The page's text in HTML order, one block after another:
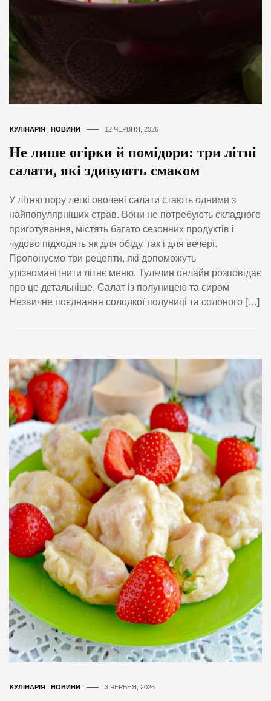
КУЛІНАРІЯ НОВИНИ 12 ЧЕРВНЯ, 2026
Не лише огірки й помідори: три літні
салати, які здивують смаком
У літню пору легкі овочеві салати стають одними з
найпопулярніших страв. Вони не потребують складного
приготування, містять багато сезонних продуктів і
чудово підходять як для обіду, так і для вечері.
Пропонуємо три рецепти, які допоможуть
урізноманітнити літнє меню. Тульчин онлайн розповідає
про це детальніше. Салат із полуницею та сиром
Незвичне поєднання солодкої полуниці та солоного […]
КУЛІНАРІЯ НОВИНИ 3 ЧЕРВНЯ, 2026